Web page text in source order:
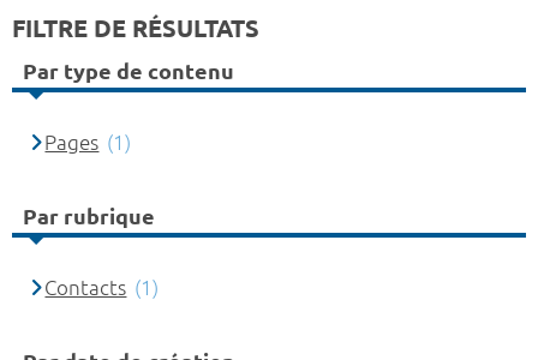
FILTRE DE RÉSULTATS
Par type de contenu
Pages (1)
Par rubrique
Contacts (1)